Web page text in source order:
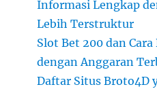
Informasi Lengkap
Lebih Terstruktur
Slot Bet 200 dan
dengan Anggaran
Daftar Situs Broto4D